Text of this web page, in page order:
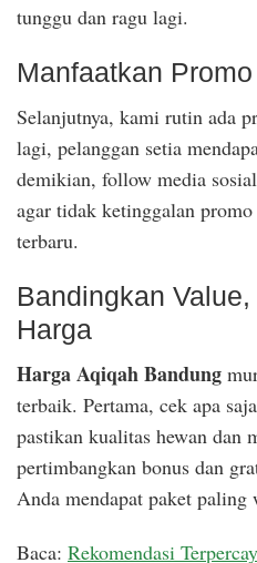
tunggu dan ragu lagi.
Manfaatkan Promo
Selanjutnya, kami rutin ada
lagi, pelanggan setia
demikian, follow media
agar tidak ketinggalan promo
terbaru.
Bandingkan
Harga
Harga Aqiqah Bandung
terbaik. Pertama, cek apa
pastikan kualitas hewan dan
pertimbangkan bonus dan
Anda mendapat paket paling
Baca: Rekomendasi